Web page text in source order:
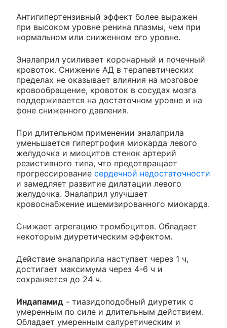
Антигипертензивный эффект более выражен
при высоком уровне ренина плазмы, чем при
нормальном или сниженном его уровне.
Эналаприл усиливает коронарный и почечный
кровоток. Снижение АД в терапевтических
пределах не оказывает влияния на мозговое
кровообращение, кровоток в сосудах мозга
поддерживается на достаточном уровне и на
фоне сниженного давления.
При длительном применении эналаприла
уменьшается гипертрофия миокарда левого
желудочка и миоцитов стенок артерий
резистивного типа, что предотвращает
прогрессирование сердечной недостаточности
и замедляет развитие дилатации левого
желудочка. Эналаприл улучшает
кровоснабжение ишемизированного миокарда.
Снижает агрегацию тромбоцитов. Обладает
некоторым диуретическим эффектом.
Действие эналаприла наступает через 1 ч,
достигает максимума через 4-6 ч и
сохраняется до 24 ч.
Индапамид - тиазидоподобный диуретик с
умеренным по силе и длительным действием.
Обладает умеренным салуретическим и